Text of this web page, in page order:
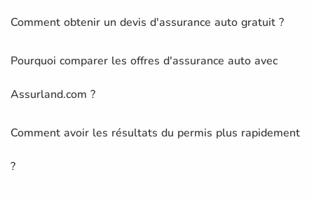
Comment obtenir un devis d'assurance auto gratuit ?
Pourquoi comparer les offres d'assurance auto avec
Assurland.com ?
Comment avoir les résultats du permis plus rapidement
?